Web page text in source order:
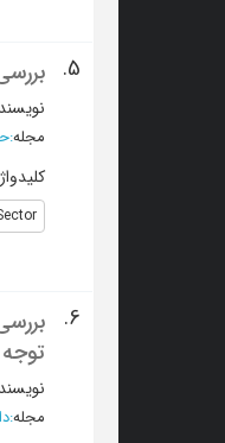
5.
مجله:
6.
مجله: